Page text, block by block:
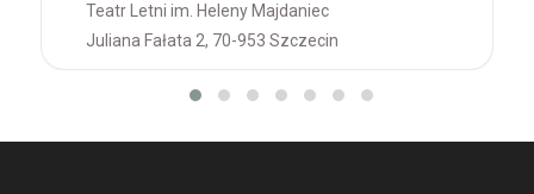
Teatr Letni im. Heleny Majdaniec
Juliana Fałata 2, 70-953 Szczecin